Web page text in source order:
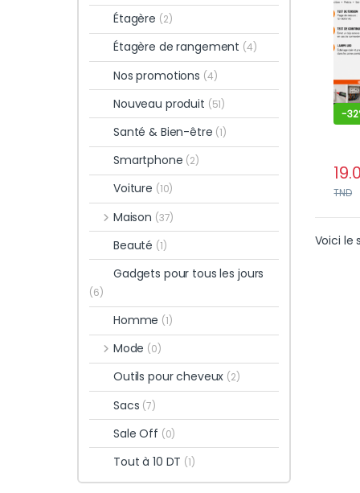
-
TND
Voici le
Étagère (2)
Étagère de rangement (4)
Nos promotions (4)
Nouveau produit (51)
Santé & Bien-être (1)
Smartphone (2)
Voiture (10)
Maison (37)
Beauté (1)
Gadgets pour tous les jours
(6)
Homme (1)
Mode (0)
Outils pour cheveux (2)
Sacs (7)
Sale Off (0)
Tout à 10 DT (1)